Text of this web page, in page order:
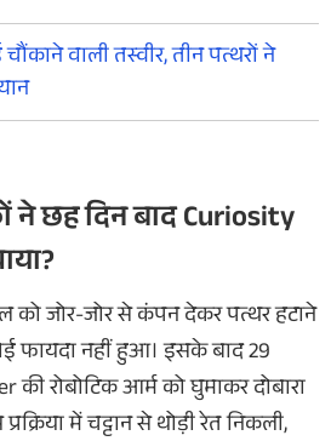
वाली तस्वीर, तीन पत्थरों ने
ने छह दिन बाद Curiosity
को जोर-जोर से कंपन देकर पत्थर हटाने
फायदा नहीं हुआ। इसके बाद 29
की रोबोटिक आर्म को घुमाकर दोबारा
में चट्टान से थोड़ी रेत निकली,